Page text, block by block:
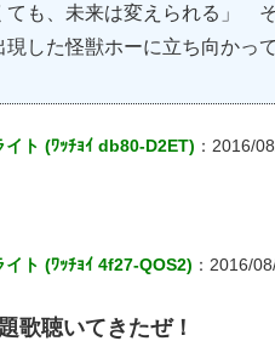
ても、未来は変えられる」
した怪獣ホーに立ち向かっ
ト (ﾜｯﾁｮｲ db80-D2ET) ：2016/
ト (ﾜｯﾁｮｲ 4f27-QOS2) ：2016/
歌聴いてきたぜ！